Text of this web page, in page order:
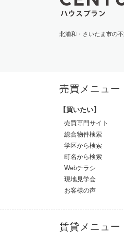
北浦和・さいたま市の
売買メニュー
【買いたい】
売買専門サイト
総合物件検索
学区から検索
町名から検索
Webチラシ
現地見学会
お客様の声
賃貸メニュー